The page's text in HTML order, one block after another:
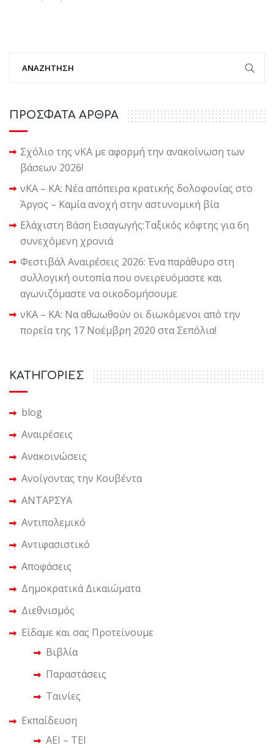
ΠΡΟΣΦΑΤΑ ΑΡΘΡΑ
Σχόλιο της νΚΑ με αφορμή την ανακοίνωση των
βάσεων 2026!
νΚΑ – ΚΑ: Νέα απόπειρα κρατικής δολοφονίας στο
Άργος – Καμία ανοχή στην αστυνομική βία
Ελάχιστη Βάση Εισαγωγής:Ταξικός κόφτης για 6η
συνεχόμενη χρονιά
Φεστιβάλ Αναιρέσεις 2026: Ένα παράθυρο στη
συλλογική ουτοπία που ονειρευόμαστε και
αγωνιζόμαστε να οικοδομήσουμε
νΚΑ – ΚΑ: Να αθωωθούν οι διωκόμενοι από την
πορεία της 17 Νοέμβρη 2020 στα Σεπόλια!
KΑΤΗΓΟΡΙΕΣ
blog
Αναιρέσεις
Ανακοινώσεις
Ανοίγοντας την Κουβέντα
ΑΝΤΑΡΣΥΑ
Αντιπολεμικό
Αντιφασιστικό
Αποφάσεις
Δημοκρατικά Δικαιώματα
Διεθνισμός
Είδαμε και σας Προτείνουμε
Βιβλία
Παραστάσεις
Ταινίες
Εκπαίδευση
ΑΕΙ – ΤΕΙ